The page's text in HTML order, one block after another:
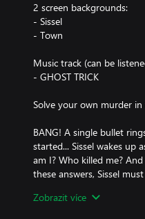
2 screen backgrounds:
- Sissel
- Town
Music track (can be
- GHOST TRICK
Solve your own murder
BANG! A single bullet
started... Sissel wakes up
am I? Who killed me?
these answers, Sissel
objects and even rewind
Zobrazit více